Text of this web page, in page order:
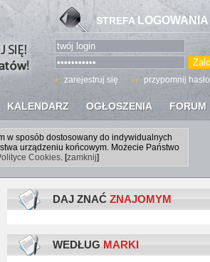
KALENDARZ OGŁOSZENIA FORUM
STREFA LOGOWANIA
zarejestruj się przypomnij hasło
w sposób dostosowany do indywidualnych
urządzeniu końcowym. Możecie Państwo
Cookies. [zamknij]
DAJ ZNAĆ ZNAJOMYM
WEDŁUG MARKI